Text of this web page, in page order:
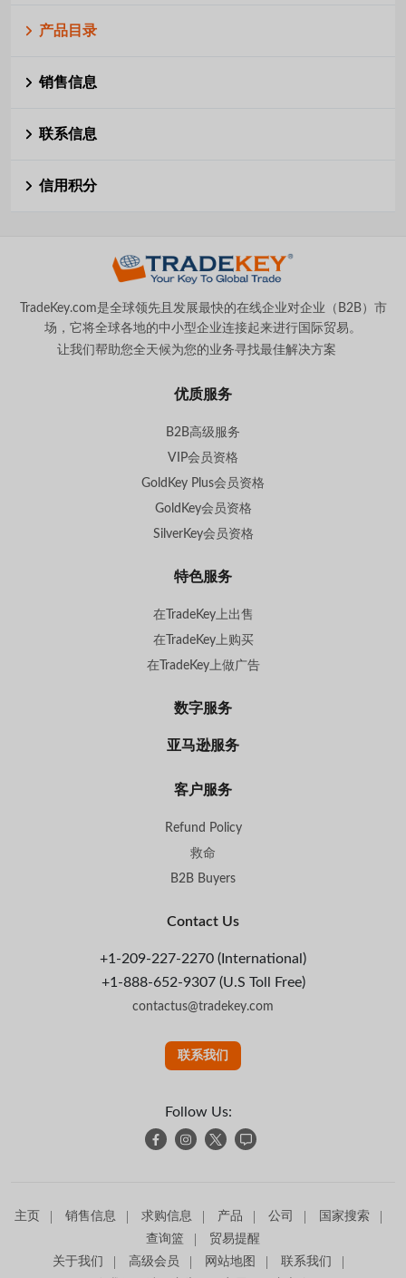
产品目录
销售信息
联系信息
信用积分
TradeKey.com是全球领先且发展最快的在线企业对企业（B2B）市
场，它将全球各地的中小型企业连接起来进行国际贸易。
让我们帮助您全天候为您的业务寻找最佳解决方案
优质服务
B2B高级服务
VIP会员资格
GoldKey Plus会员资格
GoldKey会员资格
SilverKey会员资格
特色服务
在TradeKey上出售
在TradeKey上购买
在TradeKey上做广告
数字服务
亚马逊服务
客户服务
Refund Policy
救命
B2B Buyers
Contact Us
+1-209-227-2270 (International)
+1-888-652-9307 (U.S Toll Free)
contactus@tradekey.com
联系我们
Follow Us:
主页 销售信息 求购信息 产品 公司
国家搜索
查询篮
贸易提醒
关于我们
高级会员 网站地图 联系我们